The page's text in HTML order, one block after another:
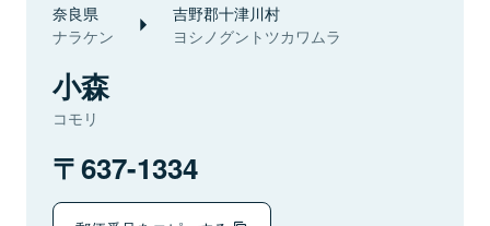
奈良県
ナラケン
吉野郡十津川村
ヨシノグントツカワムラ
小森
コモリ
637-1334